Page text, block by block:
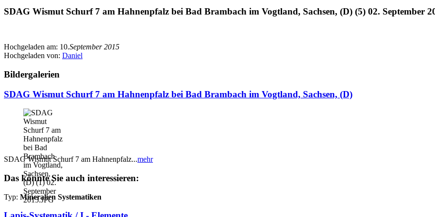
SDAG Wismut Schurf 7 am Hahnenpfalz bei Bad Brambach im Vogtland, Sachsen, (D) (5) 02. September
Hochgeladen am: 10.September 2015
Hochgeladen von: Daniel
Bildergalerien
SDAG Wismut Schurf 7 am Hahnenpfalz bei Bad Brambach im Vogtland, Sachsen, (D)
SDAG Wismut Schurf 7 am Hahnenpfalz...mehr
Das könnte Sie auch interessieren:
Typ: Mineralien Systematiken